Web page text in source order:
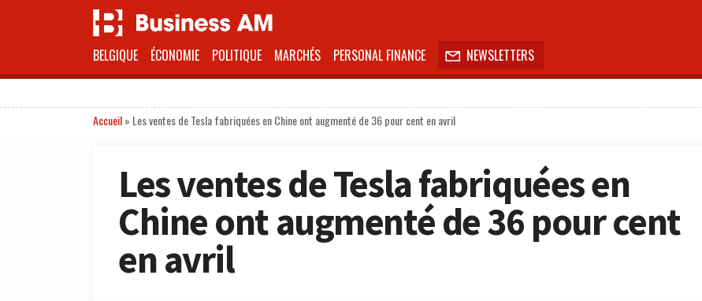
BELGIQUE ÉCONOMIE POLITIQUE MARCHÉS PERSONAL FINANCE  NEWSLETTERS
Accueil» Les ventes de Tesla fabriquées en Chine ont augmenté de 36 pour cent en avril
Les ventes de Tesla fabriquées en
Chine ont augmenté de 36 pour cent
en avril